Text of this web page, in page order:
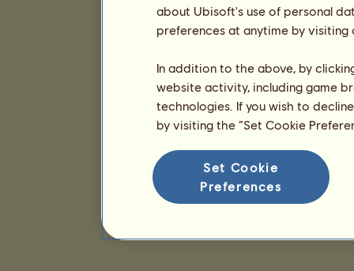
about Ubisoft's use of personal
preferences at anytime by
In addition to the above, by
website activity, including game
technologies. If you wish to
by visiting the “Set Cookie
Set Cookie
Preferences